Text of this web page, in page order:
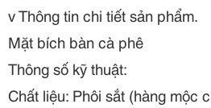
vThông tin chi tiết sản phẩm.
Mặt bích bàn cà phê
Thông số kỹ thuật:
Chất liệu: Phôi sắt (hàng mộc